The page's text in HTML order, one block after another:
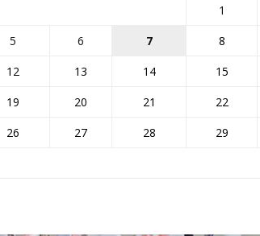
1
5 6 7 8
12 13 14 15
19 20 21 22
26 27 28 29